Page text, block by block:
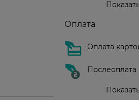
Оплата
Оплата
Послеоплата